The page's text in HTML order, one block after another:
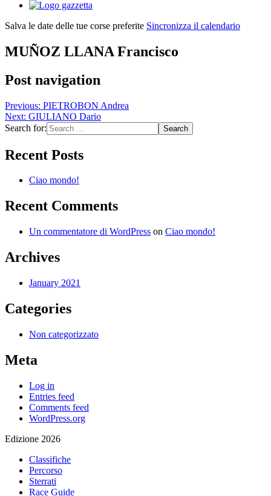
Salva le date delle tue corse preferite Sincronizza il calendario
MUÑOZ LLANA Francisco
Post navigation
Previous: PIETROBON Andrea
Next: GIULIANO Dario
Search for:
Recent Posts
Ciao mondo!
Recent Comments
Un commentatore di WordPress on Ciao mondo!
Archives
January 2021
Categories
Non categorizzato
Meta
Log in
Entries feed
Comments feed
WordPress.org
Edizione 2026
Classifiche
Percorso
Sterrati
Race Guide